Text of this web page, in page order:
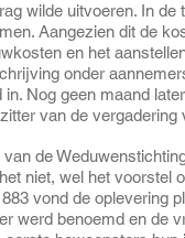
wilde uitvoeren. In
Aangezien dit de
en het
onder
Nog geen maand
van de vergadering
de
niet, wel het voorstel
vond de oplevering
werd benoemd en de